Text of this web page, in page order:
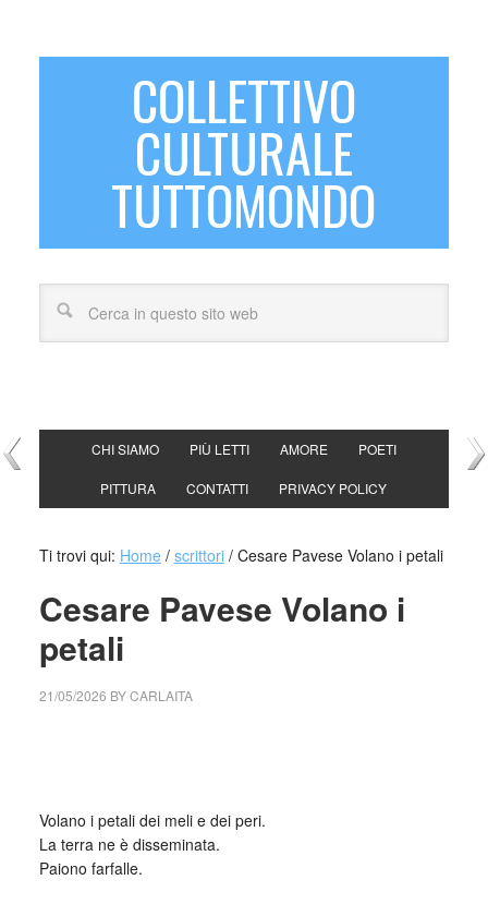
COLLETTIVO
CULTURALE
TUTTOMONDO
CHI SIAMO PIÙ LETTI AMORE POETI
PITTURA CONTATTI PRIVACY POLICY
Ti trovi qui: Home / scrittori /Cesare Pavese Volano i petali
Cesare Pavese Volano i
petali
21/05/2026 BYCARLAITA
Volano i petali dei meli e dei peri.
La terra ne è disseminata.
Paiono farfalle.